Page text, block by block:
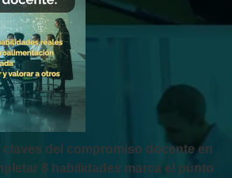
del compromiso docente en
8 habilidades marca el punto